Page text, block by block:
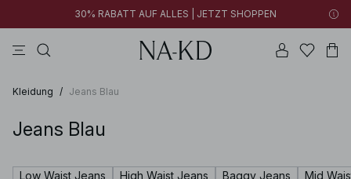
30% RABATT AUF ALLES | JETZT SHOPPEN
Kleidung / Jeans Blau
Jeans Blau
Low Waist Jeans High Waist Jeans Baggy Jeans Mid